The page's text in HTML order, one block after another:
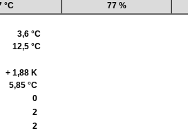
°C 77 %
3,6 °C
12,5 °C
+ 1,88 K
5,85 °C
0
2
2